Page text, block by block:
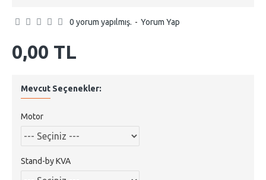
0 yorum yapılmış. - Yorum Yap
0,00 TL
Mevcut Seçenekler:
Motor
Stand-by KVA